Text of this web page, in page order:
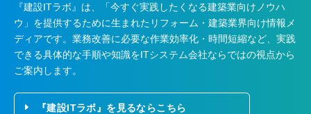
『建設ITラボ』は、
「今すぐ実践したくなる建築業向けノウハ
ウ」を提供するために生まれたリフォーム・建築業界向け情報メ
ディアです。業務改善に必要な作業効率化・時間短縮など、実践
できる具体的な手順や知識をITシステム会社ならではの視点から
ご案内します。
『建設ITラボ』を見るならこちら